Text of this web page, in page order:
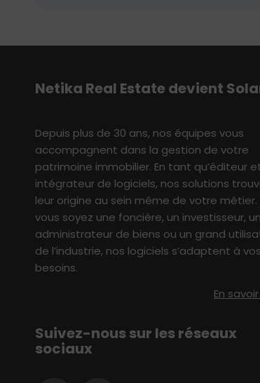
Netika Real Estatedevient S
Depuis plus de 30 ans, nos équipes vous
accompagnent dans la gestion de votre
patrimoine immobilier. En tant qu’éditeur
intégrateur de logiciels, nos solutions t
leur origine au sein même de votre métier.
vous soyez une foncière, un investisseur, un
administrateur de biens ou un grand
de l’industrie, nos logiciels s’adaptent à vos
besoins.
En
Suivez-nous sur les réseaux
sociaux